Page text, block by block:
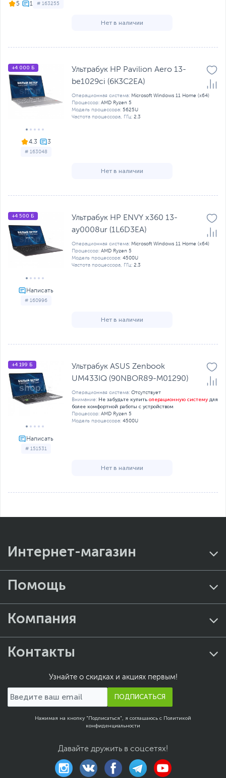
5 # 163255
Нет в наличии
4.3
# 163048
+4 000 Б
Ультрабук HP Pavilion Aero 13-
be1029ci (6K3C2EA)
Операционная система: Microsoft Windows 11 Home (x64)
Процессор: AMD Ryzen 5
Модель процессора: 5625U
Частота процессора, ГГц: 2.3
Нет в наличии
# 160996
+4 500 Б
Ультрабук HP ENVY x360 13-
ay0008ur (1L6D3EA)
Операционная система: Microsoft Windows 11 Home (x64)
Процессор: AMD Ryzen 5
Модель процессора: 4500U
Частота процессора, ГГц: 2.3
Нет в наличии
# 151531
+4 199 Б
Ультрабук ASUS Zenbook
UM433IQ (90NBOR89-M01290)
Операционная система: Отсутствует
Внимание: Не забудьте купить операционную систему для
более комфортной работы с устройством
Процессор: AMD Ryzen 5
Модель процессора: 4500U
Нет в наличии
Интернет-магазин
Помощь
Компания
Контакты
Узнайте о скидках и акциях первым!
ПОДПИСАТЬСЯ
Нажимая на кнопку "Подписаться", я соглашаюсь с Политикой
конфиденциальности
Давайте дружить в соцсетях!